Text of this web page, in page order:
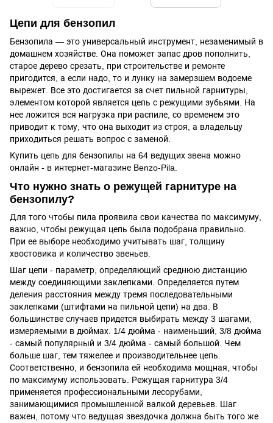
Цепи для бензопил
Бензопила — это универсальный инструмент, незаменимый в
домашнем хозяйстве. Она поможет запас дров пополнить,
старое дерево срезать, при строительстве и ремонте
пригодится, а если надо, то и лунку на замерзшем водоеме
вырежет. Все это достигается за счет пильной гарнитуры,
элементом которой является цепь с режущими зубьями. На
нее ложится вся нагрузка при распиле, со временем это
приводит к тому, что она выходит из строя, а владельцу
приходиться решать вопрос с заменой.
Купить цепь для бензопилы на 64 ведущих звена можно
онлайн - в интернет-магазине Benzo-Pila.
Что нужно знать о режущей гарнитуре на
бензопилу?
Для того чтобы пила проявила свои качества по максимуму,
важно, чтобы режущая цепь была подобрана правильно.
При ее выборе необходимо учитывать шаг, толщину
хвостовика и количество звеньев.
Шаг цепи - параметр, определяющий среднюю дистанцию
между соединяющими заклепками. Определяется путем
деления расстояния между тремя последовательными
заклепками (штифтами на пильной цепи) на два. В
большинстве случаев придется выбирать между 3 шагами,
измеряемыми в дюймах. 1/4 дюйма - наименьший, 3/8 дюйма
- самый популярный и 3/4 дюйма - самый большой. Чем
больше шаг, тем тяжелее и производительнее цепь.
Соответственно, и бензопила ей необходима мощная, чтобы
по максимуму использовать. Режущая гарнитура 3/4
применяется профессиональными лесорубами,
занимающимися промышленной валкой деревьев. Шаг
важен, потому что ведущая звездочка должна быть того же